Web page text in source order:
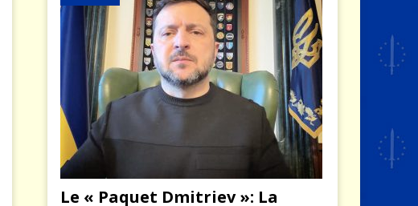
Le « Paquet Dmitriev »: La